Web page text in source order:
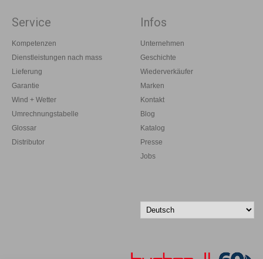
Service
Kompetenzen
Dienstleistungen nach mass
Lieferung
Garantie
Wind + Wetter
Umrechnungstabelle
Glossar
Distributor
Infos
Unternehmen
Geschichte
Wiederverkäufer
Marken
Kontakt
Blog
Katalog
Presse
Jobs